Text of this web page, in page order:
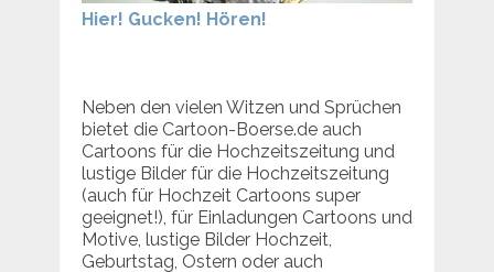
Hier! Gucken! Hören!
Neben den vielen Witzen und Sprüchen
bietet die Cartoon-Boerse.de auch
Cartoons für die Hochzeitszeitung und
lustige Bilder für die Hochzeitszeitung
(auch für Hochzeit Cartoons super
geeignet!), für Einladungen Cartoons und
Motive, lustige Bilder Hochzeit,
Geburtstag, Ostern oder auch